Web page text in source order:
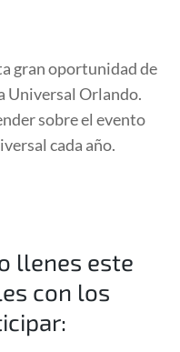
gran oportunidad de
Universal Orlando.
sobre el evento
cada año.
llenes este
con los